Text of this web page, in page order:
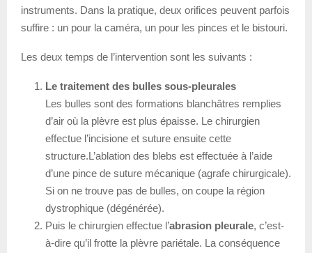
instruments. Dans la pratique, deux orifices peuvent parfois
suffire : un pour la caméra, un pour les pinces et le bistouri.
Les deux temps de l’intervention sont les suivants :
Le traitement des bulles sous-pleurales
Les bulles sont des formations blanchâtres remplies
d’air où la plèvre est plus épaisse. Le chirurgien
effectue l’incisione et suture ensuite cette
structure.L’ablation des blebs est effectuée à l’aide
d’une pince de suture mécanique (agrafe chirurgicale).
Si on ne trouve pas de bulles, on coupe la région
dystrophique (dégénérée).
Puis le chirurgien effectue l’abrasion pleurale, c’est-
à-dire qu’il frotte la plèvre pariétale. La conséquence